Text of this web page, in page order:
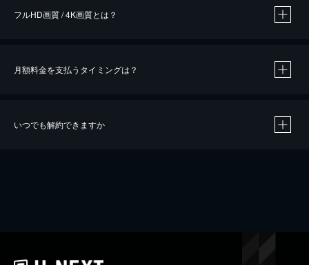
※40％ポイント還元の対象は、クレジットカード決済による作品の購入 / レンタルです。
iOSアプリのUコイン決済による作品の購入 / レンタルは、20％のポイント還元です。
フルHD画質 / 4K画質とは？
月額料金を支払うタイミングは？
いつでも解約できますか